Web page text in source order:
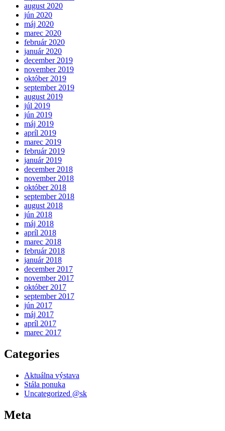
august 2020
jún 2020
máj 2020
marec 2020
február 2020
január 2020
december 2019
november 2019
október 2019
september 2019
august 2019
júl 2019
jún 2019
máj 2019
apríl 2019
marec 2019
február 2019
január 2019
december 2018
november 2018
október 2018
september 2018
august 2018
jún 2018
máj 2018
apríl 2018
marec 2018
február 2018
január 2018
december 2017
november 2017
október 2017
september 2017
jún 2017
máj 2017
apríl 2017
marec 2017
Categories
Aktuálna výstava
Stála ponuka
Uncategorized @sk
Meta